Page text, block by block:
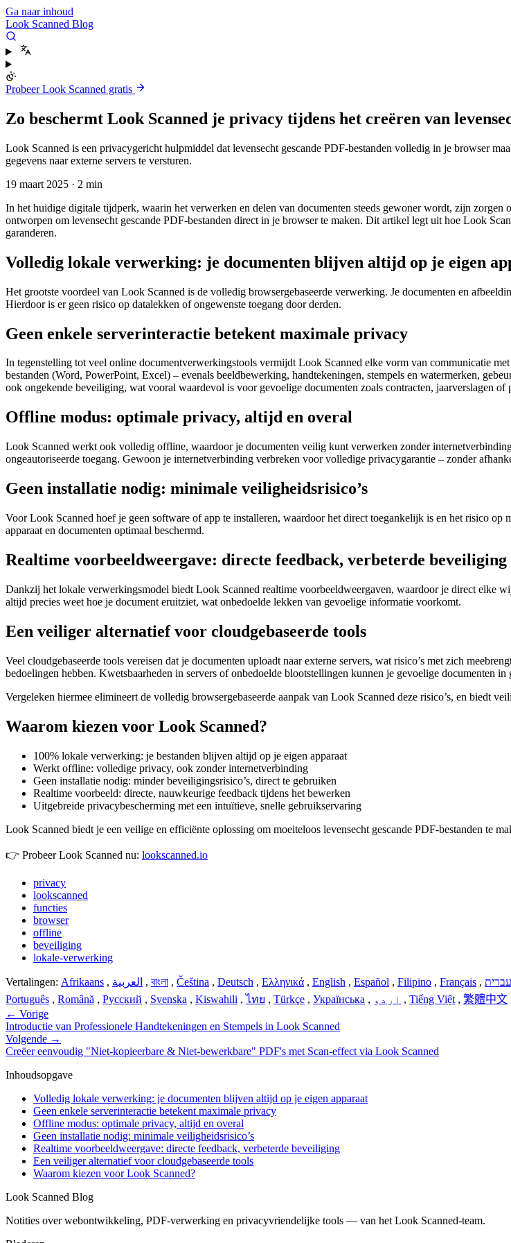
Ga naar inhoud
Look Scanned Blog
Probeer Look Scanned gratis
Zo beschermt Look Scanned je privacy tijdens het creëren van
Look Scanned is een privacygericht hulpmiddel dat levensecht gescande PDF-bestanden volledig in je browser
gegevens naar externe servers te versturen.
19 maart 2025 · 2 min
In het huidige digitale tijdperk, waarin het verwerken en delen van documenten steeds gewoner wordt, zijn
ontworpen om levensecht gescande PDF-bestanden direct in je browser te maken. Dit artikel legt uit hoe Look
garanderen.
Volledig lokale verwerking: je documenten blijven altijd op je eigen
Het grootste voordeel van Look Scanned is de volledig browsergebaseerde verwerking. Je documenten en
Hierdoor is er geen risico op datalekken of ongewenste toegang door derden.
Geen enkele serverinteractie betekent maximale privacy
In tegenstelling tot veel online documentverwerkingstools vermijdt Look Scanned elke vorm van communicatie
bestanden (Word, PowerPoint, Excel) – evenals beeldbewerking, handtekeningen, stempels en watermerken,
ook ongekende beveiliging, wat vooral waardevol is voor gevoelige documenten zoals contracten, jaarverslagen of
Offline modus: optimale privacy, altijd en overal
Look Scanned werkt ook volledig offline, waardoor je documenten veilig kunt verwerken zonder
ongeautoriseerde toegang. Gewoon je internetverbinding verbreken voor volledige privacygarantie – zonder
Geen installatie nodig: minimale veiligheidsrisico’s
Voor Look Scanned hoef je geen software of app te installeren, waardoor het direct toegankelijk is en het risico
apparaat en documenten optimaal beschermd.
Realtime voorbeeldweergave: directe feedback, verbeterde beveiliging
Dankzij het lokale verwerkingsmodel biedt Look Scanned realtime voorbeeldweergaven, waardoor je direct elke
altijd precies weet hoe je document eruitziet, wat onbedoelde lekken van gevoelige informatie voorkomt.
Een veiliger alternatief voor cloudgebaseerde tools
Veel cloudgebaseerde tools vereisen dat je documenten uploadt naar externe servers, wat risico’s met zich
bedoelingen hebben. Kwetsbaarheden in servers of onbedoelde blootstellingen kunnen je gevoelige documenten in
Vergeleken hiermee elimineert de volledig browsergebaseerde aanpak van Look Scanned deze risico’s, en biedt
Waarom kiezen voor Look Scanned?
100% lokale verwerking: je bestanden blijven altijd op je eigen apparaat
Werkt offline: volledige privacy, ook zonder internetverbinding
Geen installatie nodig: minder beveiligingsrisico’s, direct te gebruiken
Realtime voorbeeld: directe, nauwkeurige feedback tijdens het bewerken
Uitgebreide privacybescherming met een intuïtieve, snelle gebruikservaring
Look Scanned biedt je een veilige en efficiënte oplossing om moeiteloos levensecht gescande PDF-bestanden te
👉 Probeer Look Scanned nu: lookscanned.io
privacy
lookscanned
functies
browser
offline
beveiliging
lokale-verwerking
Vertalingen: Afrikaans , العربية , বাংলা , Čeština , Deutsch , Ελληνικά , English , Español , Filipino , Français , עברית
Português , Română , Русский , Svenska , Kiswahili ,ไทย , Türkçe , Українська , اردو , Tiếng Việt , 繁體中文
← Vorige
Introductie van Professionele Handtekeningen en Stempels in Look Scanned
Volgende →
Creëer eenvoudig "Niet-kopieerbare & Niet-bewerkbare" PDF's met Scan-effect via Look Scanned
Inhoudsopgave
Volledig lokale verwerking: je documenten blijven altijd op je eigen apparaat
Geen enkele serverinteractie betekent maximale privacy
Offline modus: optimale privacy, altijd en overal
Geen installatie nodig: minimale veiligheidsrisico’s
Realtime voorbeeldweergave: directe feedback, verbeterde beveiliging
Een veiliger alternatief voor cloudgebaseerde tools
Waarom kiezen voor Look Scanned?
Look Scanned Blog
Notities over webontwikkeling, PDF-verwerking en privacyvriendelijke tools — van het Look Scanned-team.